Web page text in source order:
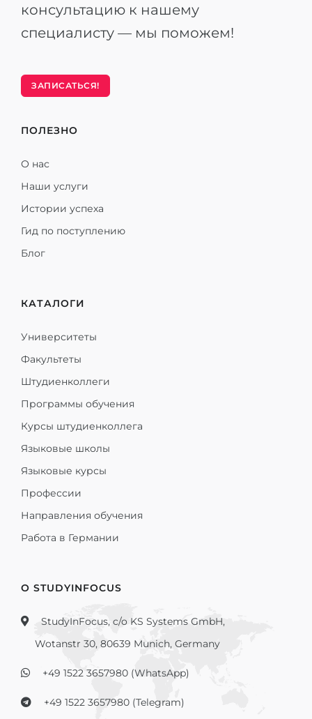
консультацию к нашему
специалисту — мы поможем!
ЗАПИСАТЬСЯ!
ПОЛЕЗНО
О нас
Наши услуги
Истории успеха
Гид по поступлению
Блог
КАТАЛОГИ
Университеты
Факультеты
Штудиенколлеги
Программы обучения
Курсы штудиенколлега
Языковые школы
Языковые курсы
Профессии
Направления обучения
Работа в Германии
О STUDYINFOCUS
StudyInFocus, c/o KS Systems GmbH,
Wotanstr 30, 80639 Munich, Germany
+49 1522 3657980 (WhatsApp)
+49 1522 3657980 (Telegram)